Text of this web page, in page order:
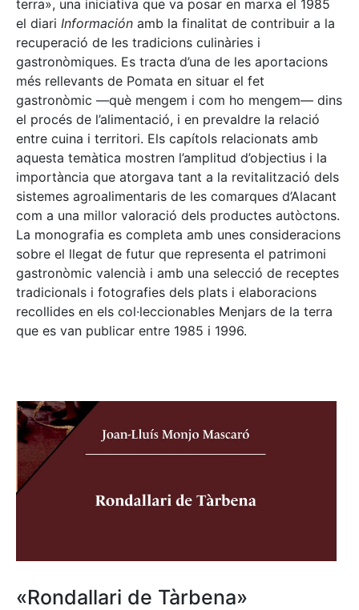
terra», una iniciativa que va posar en marxa el 1985
el diari Información amb la finalitat de contribuir a la
recuperació de les tradicions culinàries i
gastronòmiques. Es tracta d’una de les aportacions
més rellevants de Pomata en situar el fet
gastronòmic —què mengem i com ho mengem— dins
el procés de l’alimentació, i en prevaldre la relació
entre cuina i territori. Els capítols relacionats amb
aquesta temàtica mostren l’amplitud d’objectius i la
importància que atorgava tant a la revitalització dels
sistemes agroalimentaris de les comarques d’Alacant
com a una millor valoració dels productes autòctons.
La monografia es completa amb unes consideracions
sobre el llegat de futur que representa el patrimoni
gastronòmic valencià i amb una selecció de receptes
tradicionals i fotografies dels plats i elaboracions
recollides en els col·leccionables Menjars de la terra
que es van publicar entre 1985 i 1996.
«Rondallari de Tàrbena»